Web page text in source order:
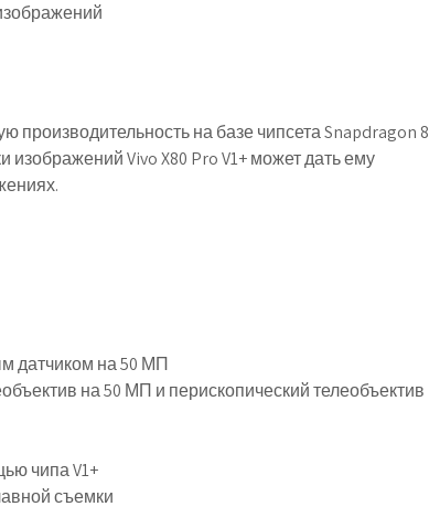
производительность на базе чипсета Snapdragon 8
Vivo X80 Pro V1+ может дать ему
датчиком на 50 МП
на 50 МП и перископический телеобъектив
чипа V1+
съемки